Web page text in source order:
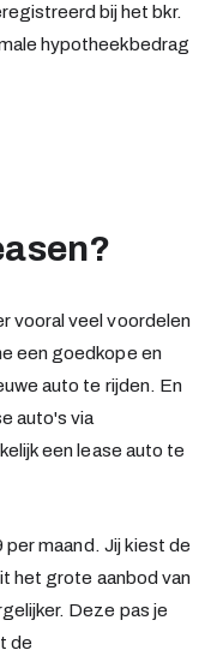
bij het bkr.
hypotheekbedrag
vooral veel voordelen
een goedkope en
auto te rijden. En
auto's via
een lease auto te
per maand. Jij kiest de
het grote aanbod van
Deze pas je
de